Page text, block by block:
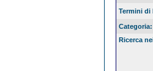
Termini di
Categoria:
Ricerca